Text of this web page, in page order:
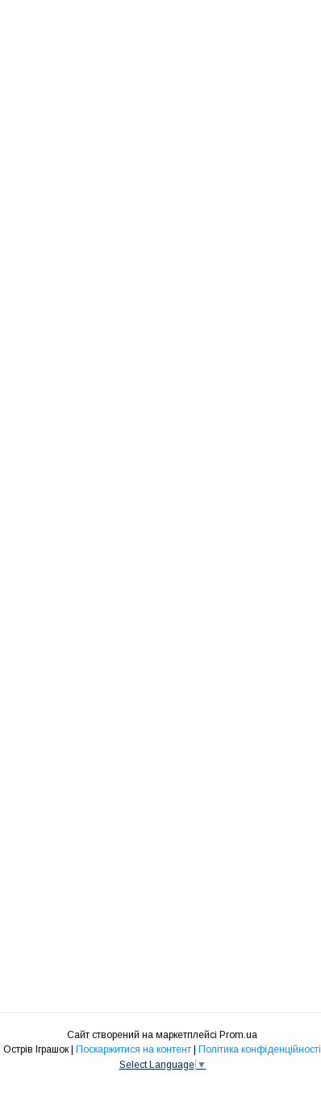
Сайт створений на маркетплейсі Prom.ua
Острів Іграшок | Поскаржитися на контент | Політика конфіденційності
Select Language ▼